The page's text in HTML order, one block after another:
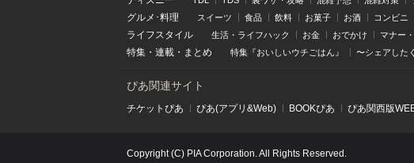
グルメ･料理 スイーツ 食品 飲料 お菓子 お酒 コンビニ
ライフスタイル 生活・ライフハック お金 おでかけ マナー
特集 ・ 連載 ・ まとめ 特集『おいしいウチごはん』 〜シェアした
ぴあ関連サイト
チケットぴあ ぴあ(アプリ&Web) BOOKぴあ ぴあ関⻄版
Copyright (C) PIA Corporation. All Rights Reserved.